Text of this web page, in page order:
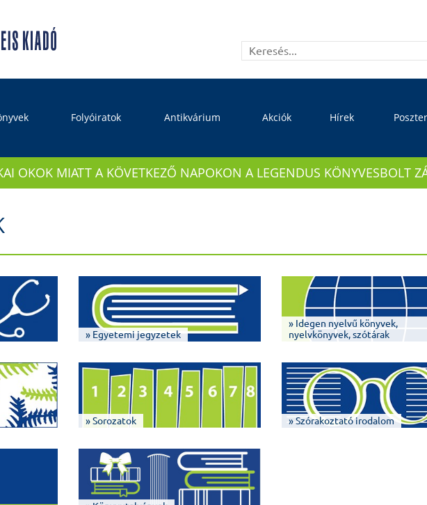
Folyóiratok Antikvárium Akciók Hírek
OKOK MIATT A KÖVETKEZŐ NAPOKON A LEGENDUS KÖNYVESBOLT
» Egyetemi jegyzetek
» Idegen nyelvű könyvek,
nyelvkönyvek, szótárak
» Sorozatok » Szórakoztató irodalom